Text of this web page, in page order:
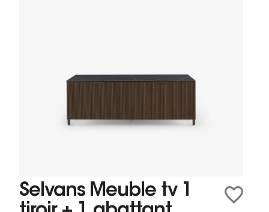
Selvans Meuble tv 1